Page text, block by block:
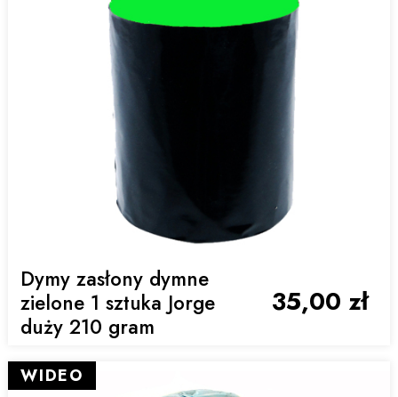
Dymy zasłony dymne
zielone 1 sztuka Jorge
duży 210 gram
35,00 zł
WIDEO